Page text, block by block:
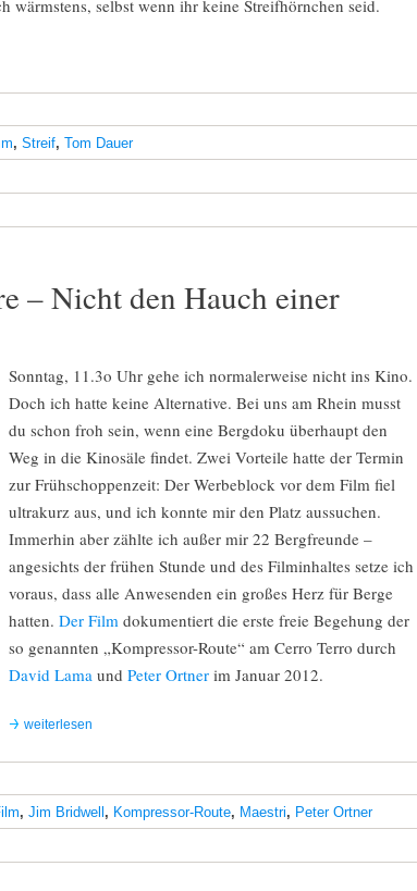
wärmstens, selbst wenn ihr keine Streifhörnchen seid.
, Streif, Tom Dauer
– Nicht den Hauch einer
Sonntag, 11.3o Uhr gehe ich normalerweise nicht ins Kino.
Doch ich hatte keine Alternative. Bei uns am Rhein musst
du schon froh sein, wenn eine Bergdoku überhaupt den
Weg in die Kinosäle findet. Zwei Vorteile hatte der Termin
zur Frühschoppenzeit: Der Werbeblock vor dem Film fiel
ultrakurz aus, und ich konnte mir den Platz aussuchen.
Immerhin aber zählte ich außer mir 22 Bergfreunde –
angesichts der frühen Stunde und des Filminhaltes setze ich
voraus, dass alle Anwesenden ein großes Herz für Berge
hatten. Der Film dokumentiert die erste freie Begehung der
so genannten „Kompressor-Route“ am Cerro Terro durch
David Lama und Peter Ortner im Januar 2012.
weiterlesen
, Jim Bridwell , Kompressor-Route, Maestri, Peter Ortner